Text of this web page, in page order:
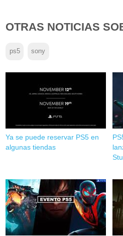
OTRAS NOTICIAS
ps5 sony
Ya se puede reservar PS5 en
algunas tiendas